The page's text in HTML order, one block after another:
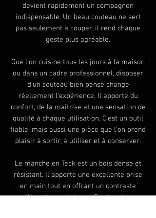
devient rapidement un compagnon
indispensable. Un beau couteau ne sert
pas seulement à couper, il rend chaque
geste plus agréable.
Que l’on cuisine tous les jours à la maison
ou dans un cadre professionnel, disposer
d’un couteau bien pensé change
réellement l’expérience. Il apporte du
confort, de la maîtrise et une sensation de
qualité à chaque utilisation. C’est un outil
fiable, mais aussi une pièce que l’on prend
plaisir à sortir, à utiliser et à conserver.
Le manche en Teck est un bois dense et
résistant. Il apporte une excellente prise
en main tout en offrant un contraste
élégant avec la lame. Son toucher